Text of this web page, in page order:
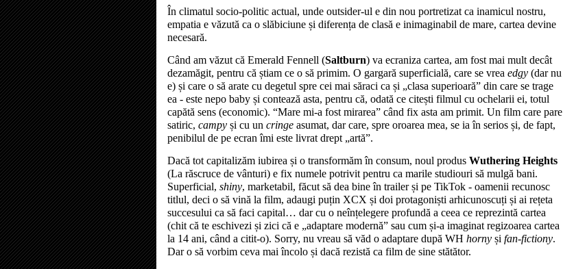
În climatul socio-politic actual, unde outsider-ul e din nou portretizat ca inamicul nostru,
empatia e văzută ca o slăbiciune și diferența de clasă e inimaginabil de mare, cartea devine
necesară.
Când am văzut că Emerald Fennell (Saltburn) va ecraniza cartea, am fost mai mult decât
dezamăgit, pentru că știam ce o să primim. O gargară superficială, care se vrea edgy (dar nu
e) și care o să arate cu degetul spre cei mai săraci ca și „clasa superioară” din care se trage
ea - este nepo baby și contează asta, pentru că, odată ce citești filmul cu ochelarii ei, totul
capătă sens (economic). “Mare mi-a fost mirarea” când fix asta am primit. Un film care pare
satiric, campy și cu un cringe asumat, dar care, spre oroarea mea, se ia în serios și, de fapt,
penibilul de pe ecran îmi este livrat drept „artă”.
Dacă tot capitalizăm iubirea și o transformăm în consum, noul produs Wuthering Heights
(La răscruce de vânturi) e fix numele potrivit pentru ca marile studiouri să mulgă bani.
Superficial, shiny, marketabil, făcut să dea bine în trailer și pe TikTok - oamenii recunosc
titlul, deci o să vină la film, adaugi puțin XCX și doi protagoniști arhicunoscuți și ai rețeta
succesului ca să faci capital… dar cu o neînțelegere profundă a ceea ce reprezintă cartea
(chit că te eschivezi și zici că e „adaptare modernă” sau cum și-a imaginat regizoarea cartea
la 14 ani, când a citit-o). Sorry, nu vreau să văd o adaptare după WH horny și fan-fictiony.
Dar o să vorbim ceva mai încolo și dacă rezistă ca film de sine stătător.